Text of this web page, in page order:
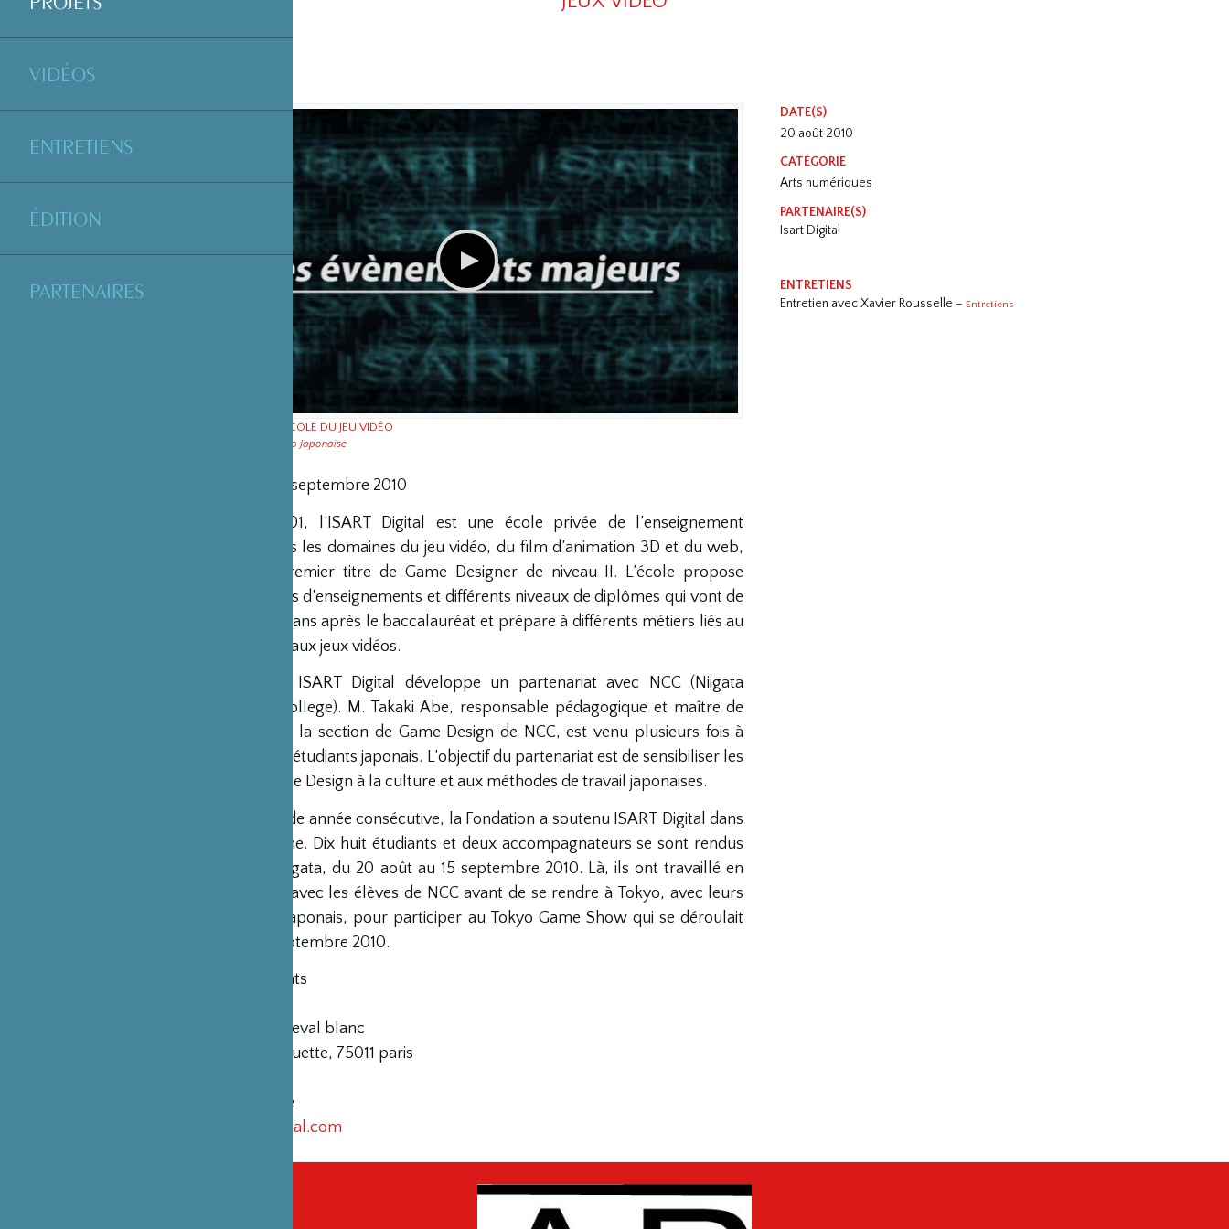
VIDÉOS
ENTRETIENS
ÉDITION
PARTENAIRES
ISART DIGITAL - L’ÉCOLE DU JEU VIDÉO
FFJS Fondation Franco Japonaise
20 aout au 20 septembre 2010
Créée en 2001, l’ISART Digital est une école privée de l’enseignement
supérieur dans les domaines du jeu vidéo, du film d’animation 3D et du web,
titulaire du premier titre de Game Designer de niveau II. L’école propose
plusieurs types d’enseignements et différents niveaux de diplômes qui vont de
deux à quatre ans après le baccalauréat et prépare à différents métiers liés au
multimédia et aux jeux vidéos.
Depuis 2007, ISART Digital développe un partenariat avec NCC (Niigata
Computeur College). M. Takaki Abe, responsable pédagogique et maître de
conférence de la section de Game Design de NCC, est venu plusieurs fois à
Paris avec des étudiants japonais. L’objectif du partenariat est de sensibiliser les
élèves de Game Design à la culture et aux méthodes de travail japonaises.
Pour la seconde année consécutive, la Fondation a soutenu ISART Digital dans
cette démarche. Dix huit étudiants et deux accompagnateurs se sont rendus
au Japon à Niigata, du 20 août au 15 septembre 2010. Là, ils ont travaillé en
collaboration avec les élèves de NCC avant de se rendre à Tokyo, avec leurs
homologues japonais, pour participer au Tokyo Game Show qui se déroulait
du 16 au 19 septembre 2010.
Renseignements
passage du cheval blanc
2 rue de la roquette, 75011 paris
Métro : Bastille
www.isartdigital.com
DATE(S)
20 août 2010
CATÉGORIE
Arts numériques
PARTENAIRE(S)
Isart Digital
ENTRETIENS
Entretien avec Xavier Rousselle – Entretiens